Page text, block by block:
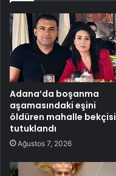
Adana’da boşanma
aşamasındaki eşini
öldüren mahalle bekçisi
tutuklandı
Ağustos 7, 2026